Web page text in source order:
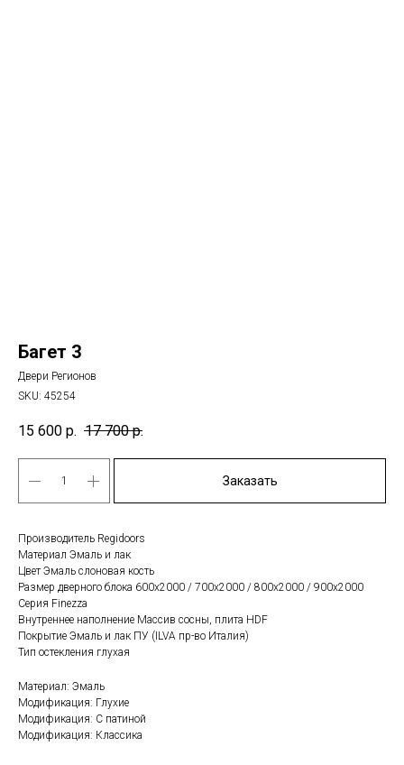
Багет 3
Двери Регионов
SKU: 45254
15 600 р. 17 700 р.
Заказать
Производитель Regidoors
Материал Эмаль и лак
Цвет Эмаль слоновая кость
Размер дверного блока 600x2000 / 700x2000 / 800x2000 / 900x2000
Серия Finezza
Внутреннее наполнение Массив сосны, плита HDF
Покрытие Эмаль и лак ПУ (ILVA пр-во Италия)
Тип остекления глухая
Материал: Эмаль
Модификация: Глухие
Модификация: С патиной
Модификация: Классика